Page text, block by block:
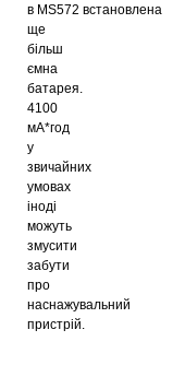
в MS572 встановлена
ще
більш
ємна
батарея.
4100
мА*год
у
звичайних
умовах
іноді
можуть
змусити
забути
про
наснажувальний
пристрій.